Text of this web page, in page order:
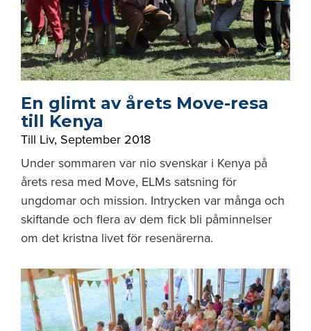
En glimt av årets Move-resa
till Kenya
Till Liv, September 2018
Under sommaren var nio svenskar i Kenya på
årets resa med Move, ELMs satsning för
ungdomar och mission. Intrycken var många och
skiftande och flera av dem fick bli påminnelser
om det kristna livet för resenärerna.